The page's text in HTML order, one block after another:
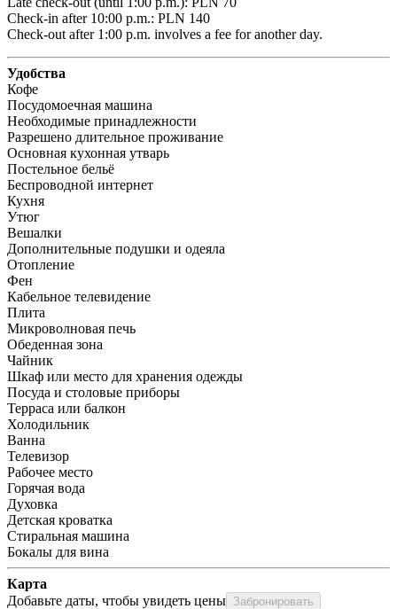
Check-in after 10:00 p.m.: PLN 140
Check-out after 1:00 p.m. involves a fee for another day.
Удобства
Кофе
Посудомоечная машина
Необходимые принадлежности
Разрешено длительное проживание
Основная кухонная утварь
Постельное бельё
Беспроводной интернет
Кухня
Утюг
Вешалки
Дополнительные подушки и одеяла
Отопление
Фен
Кабельное телевидение
Плита
Микроволновая печь
Обеденная зона
Чайник
Шкаф или место для хранения одежды
Посуда и столовые приборы
Терраса или балкон
Холодильник
Ванна
Телевизор
Рабочее место
Горячая вода
Духовка
Детская кроватка
Стиральная машина
Бокалы для вина
Карта
Добавьте даты, чтобы увидеть цены Забронировать